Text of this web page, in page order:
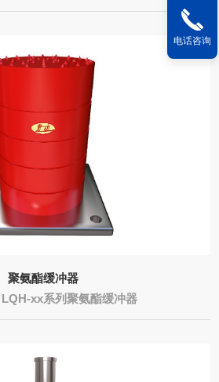
聚氨酯缓冲器
xx系列聚氨酯缓冲器
电话咨询